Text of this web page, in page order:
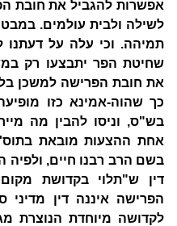
אפשרות להגביל את חובת
לשילה ולבית עולמים.
תמיהה. וכי עלה על דעתנו
שחיטת הפר יתבצעו רק
את חובת הפרישה למשכן
כך שהוה-אמינא כזו
בש"ס, וניסו להבין מה
אחת ההצעות מובאת
בשם הרב רבנו חיים, ולפיה
דין ש"תלוי בקדושת
הפרישה איננה דין מדיני
לקדושה מיוחדת הנוצרת